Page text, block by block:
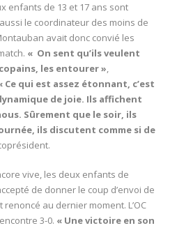
enfants de 13 et 17 ans sont
le coordinateur des moins de
avait donc convié les
« On sent qu’ils veulent
les entourer »,
Ce qui est assez étonnant, c’est
de joie. Ils affichent
Sûrement que le soir, ils
ils discutent comme si de
vive, les deux enfants de
de donner le coup d’envoi de
au dernier moment. L’OC
3-0. « Une victoire en son